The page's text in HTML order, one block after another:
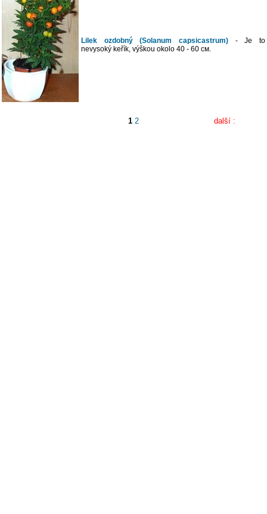
Lilek ozdobný (Solanum capsicastrum) - Je to
nevysoký keřík, výškou okolo 40 - 60 см.
1 2 další :